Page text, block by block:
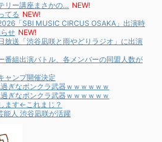
リー講座まさかの… NEW!
てる NEW!
「SBI MUSIC CIRCUS OSAKA」出演時
せ NEW!
放送「渋谷凪咲と雨やどりラジオ」に出演
番組出演バトル、各メンバーの同盟人数が
ャンプ開催決定
ぎなボンクラ武器ｗｗｗｗｗｗ
ぎなボンクラ武器ｗｗｗｗｗｗ
ます←これまじ？
能人 渋谷凪咲が活躍